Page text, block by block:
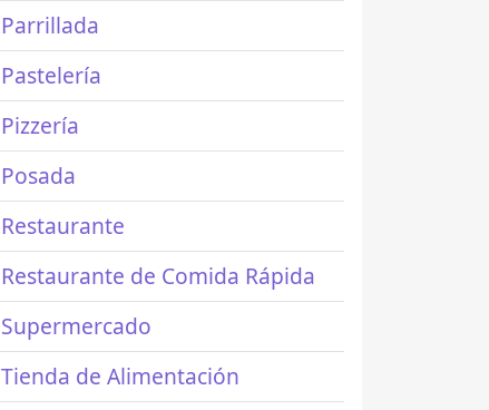
Parrillada
Pastelería
Pizzería
Posada
Restaurante
Restaurante de Comida Rápida
Supermercado
Tienda de Alimentación